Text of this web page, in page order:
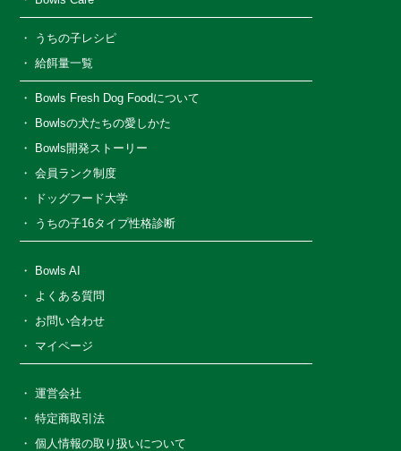
うちの子レシピ
給餌量一覧
Bowls Fresh Dog Foodについて
Bowlsの犬たちの愛しかた
Bowls開発ストーリー
会員ランク制度
ドッグフード大学
うちの子16タイプ性格診断
Bowls AI
よくある質問
お問い合わせ
マイページ
運営会社
特定商取引法
個人情報の取り扱いについて